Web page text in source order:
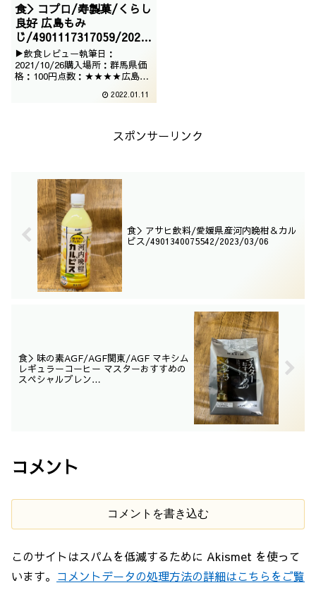
食＞コプロ/寿製菓/くらし
良好 広島もみ
じ/4901117317059/2021
/08/29
▶飲食レビュー執筆日：
2021/10/26購入場所：群馬県価
格：100円点数：★★★★広島土
う。それが、遠く離れた群馬のス
解でございますが、美味しく頂い
てみます。■お味について美味し
2022.01.11
スポンサーリンク
食＞アサヒ飲料/愛媛県産河内晩柑＆カル
ピス/4901340075542/2023/03/06
食＞味の素AGF/AGF関東/AGF マキシム
レギュラーコーヒー マスターおすすめの
スペシャルブレン
コメント
コメントを書き込む
このサイトはスパムを低減するために Akismet を使って
います。 コメントデータの処理方法の詳細はこちらをご覧